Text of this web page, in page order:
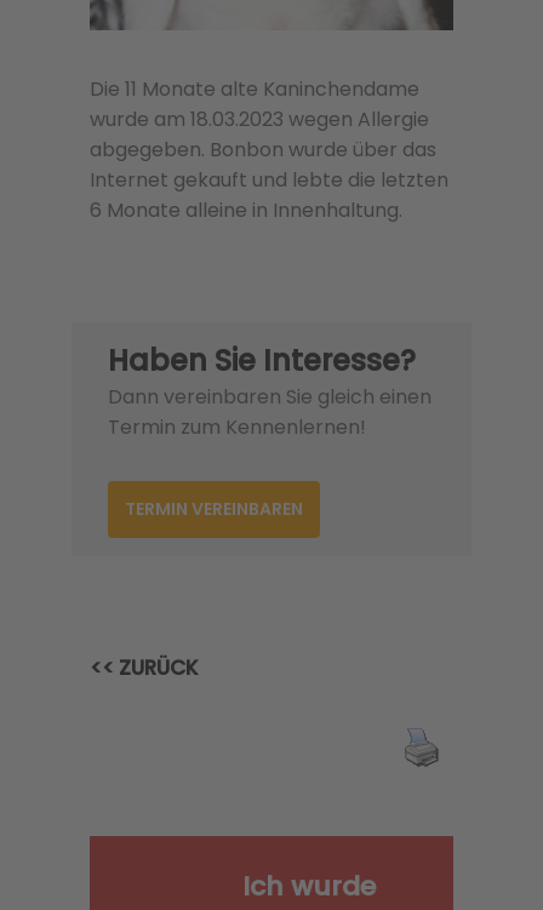
Die 11 Monate alte Kaninchendame
wurde am 18.03.2023 wegen Allergie
abgegeben. Bonbon wurde über das
Internet gekauft und lebte die letzten
6 Monate alleine in Innenhaltung.
Haben Sie Interesse?
Dann vereinbaren Sie gleich einen
Termin zum Kennenlernen!
TERMIN VEREINBAREN
<< ZURÜCK
Ich wurde